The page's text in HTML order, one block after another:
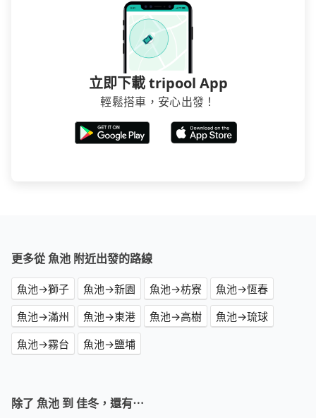
立即下載 tripool App
輕鬆搭車，安心出發！
更多從 魚池 附近出發的路線
魚池→獅子 魚池→新園 魚池→枋寮
魚池→恆春
魚池→滿州
魚池→東港 魚池→高樹
魚池→琉球
魚池→霧台
魚池→鹽埔
除了 魚池 到 佳冬，還有⋯